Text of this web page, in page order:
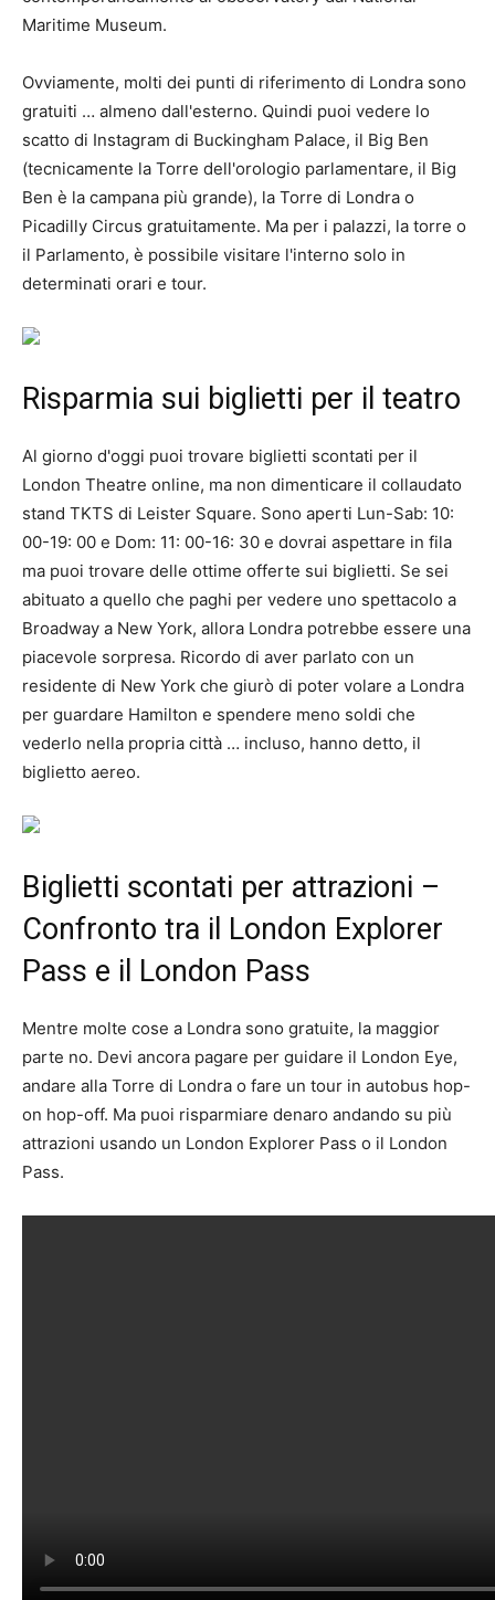
Maritime Museum.
Ovviamente, molti dei punti di riferimento di Londra sono
gratuiti … almeno dall'esterno. Quindi puoi vedere lo
scatto di Instagram di Buckingham Palace, il Big Ben
(tecnicamente la Torre dell'orologio parlamentare, il Big
Ben è la campana più grande), la Torre di Londra o
Picadilly Circus gratuitamente. Ma per i palazzi, la torre o
il Parlamento, è possibile visitare l'interno solo in
determinati orari e tour.
Risparmia sui biglietti per il teatro
Al giorno d'oggi puoi trovare biglietti scontati per il
London Theatre online, ma non dimenticare il collaudato
stand TKTS di Leister Square. Sono aperti Lun-Sab: 10:
00-19: 00 e Dom: 11: 00-16: 30 e dovrai aspettare in fila
ma puoi trovare delle ottime offerte sui biglietti. Se sei
abituato a quello che paghi per vedere uno spettacolo a
Broadway a New York, allora Londra potrebbe essere una
piacevole sorpresa. Ricordo di aver parlato con un
residente di New York che giurò di poter volare a Londra
per guardare Hamilton e spendere meno soldi che
vederlo nella propria città … incluso, hanno detto, il
biglietto aereo.
Biglietti scontati per attrazioni –
Confronto tra il London Explorer
Pass e il London Pass
Mentre molte cose a Londra sono gratuite, la maggior
parte no. Devi ancora pagare per guidare il London Eye,
andare alla Torre di Londra o fare un tour in autobus hop-
on hop-off. Ma puoi risparmiare denaro andando su più
attrazioni usando un London Explorer Pass o il London
Pass.